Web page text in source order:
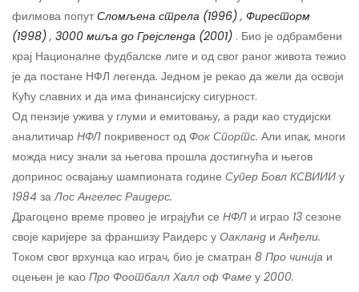
филмова попутСломљена стрела (1996), Фиресторм
(1998), 3000 миља до Грејсленда (2001) . Био је одбрамбени
крај Националне фудбалске лиге и од свог раног живота тежио
је да постане НФЛ легенда. Једном је рекао да жели да освоји
Кућу славних и да има финансијску сигурност.
Од пензије ужива у глуми и емитовању, а ради као студијски
аналитичар НФЛ покривеност од Фок Спортс. Али ипак, многи
можда нису знали за његова прошла достигнућа и његов
допринос освајању шампионата године Супер Бовл КСВИИИ у
1984 заЛос Ангелес Раидерс.
Драгоцено време провео је играјући се НФЛ и играо 13 сезоне
своје каријере за франшизу Раидерс у Оакланд иАнђели.
Током свог врхунца као играч, био је сматран 8 Про чинија и
оцењен је као Про Фоотбалл Халл оф Фаме у 2000.